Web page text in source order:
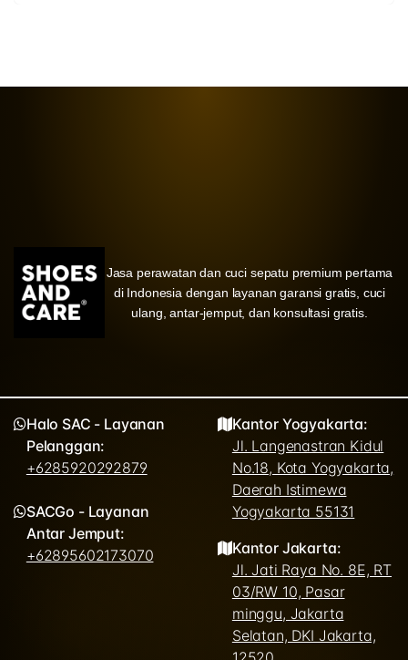
Jasa perawatan dan cuci sepatu premium pertama
di Indonesia dengan layanan garansi gratis, cuci
ulang, antar-jemput, dan konsultasi gratis.
Halo SAC - Layanan
Pelanggan:
+6285920292879
SACGo - Layanan
Antar Jemput:
+62895602173070
Kantor Yogyakarta:
Jl. Langenastran Kidul
No.18, Kota Yogyakarta,
Daerah Istimewa
Yogyakarta 55131
Kantor Jakarta:
Jl. Jati Raya No. 8E, RT
03/RW 10, Pasar
minggu, Jakarta
Selatan, DKI Jakarta,